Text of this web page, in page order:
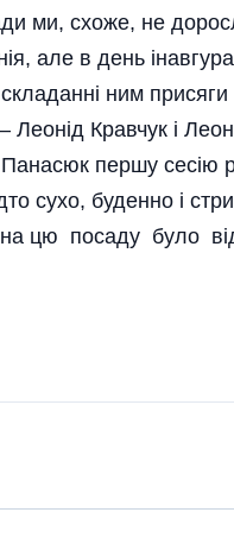
ми, схоже, не
але в день
ним
Кравчук і
першу сесію
сухо, буденно і
на цю посаду було